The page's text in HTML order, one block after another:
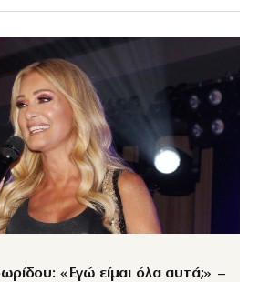
«Εγώ είμαι όλα αυτά;» –